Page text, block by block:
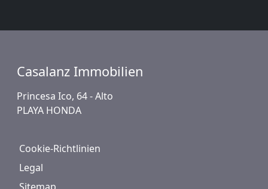
Casalanz Immobilien
Princesa Ico, 64 - Alto
PLAYA HONDA
Cookie-Richtlinien
Legal